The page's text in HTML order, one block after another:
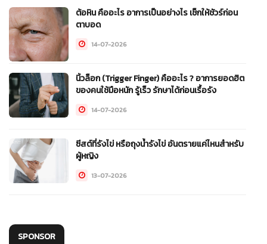
ต้อหิน คืออะไร อาการเป็นอย่างไร เช็กให้ชัวร์ก่อน
ตาบอด
14-07-2026
นิ้วล็อก (Trigger Finger) คืออะไร ? อาการยอดฮิต
ของคนใช้มือหนัก รู้เร็ว รักษาได้ก่อนเรื้อรัง
14-07-2026
ซีสต์ที่รังไข่ หรือถุงน้ำรังไข่ อันตรายแค่ไหนสำหรับ
ผู้หญิง
13-07-2026
SPONSOR